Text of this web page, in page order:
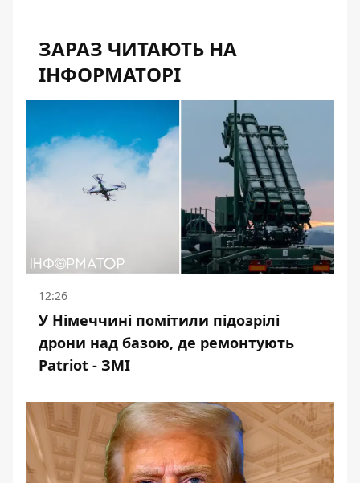
ЗАРАЗ ЧИТАЮТЬ НА
ІНФОРМАТОРІ
12:26
У Німеччині помітили підозрілі
дрони над базою, де ремонтують
Patriot - ЗМІ